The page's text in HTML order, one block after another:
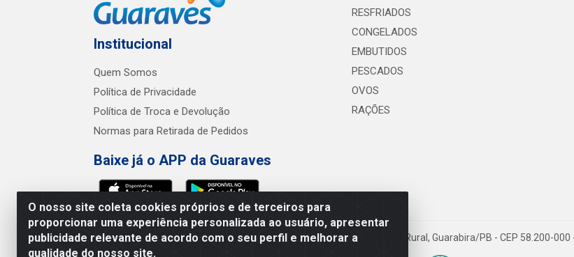
O nosso site coleta cookies próprios e de terceiros para
proporcionar uma experiência personalizada ao usuário, apresentar
publicidade relevante de acordo com o seu perfil e melhorar a
qualidade do nosso site.
Institucional
Quem Somos
Política de Privacidade
Política de Troca e Devolução
Normas para Retirada de Pedidos
Baixe já o APP da Guaraves
RESFRIADOS
CONGELADOS
EMBUTIDOS
PESCADOS
OVOS
RAÇÕES
Guaraves - PB 075 KM 2, S/N - Zona Rural, Guarabira/PB - CEP 58.200-